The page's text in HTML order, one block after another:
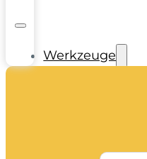
Werkzeuge
KFZ-